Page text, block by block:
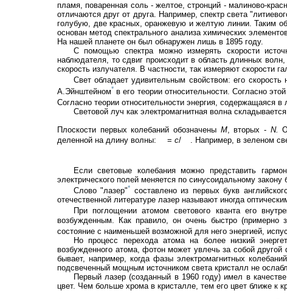
пламя, поваренная соль - желтое, стронций - малиново-
отличаются друг от друга. Например, спектр света
голубую, две красных, оранжевую и желтую линии. Таким
основан метод спектрального анализа химических
На нашей планете он был обнаружен лишь в 1895 году.
С помощью спектра можно измерять скорости
наблюдателя, то сдвиг происходит в область длинных
скорость излучателя. В частности, так измеряют скорости
Свет обладает удивительным свойством: его
А.Эйнштейном* в его теории относительности. Согласно
Согласно теории относительности энергия,
Световой луч как электромагнитная волна
Плоскости первых колебаний обозначены М, вторых - N.
деленной на длину волны:
=c/ . Например, в зеленом
Если световые колебания можно представить
электрического полей меняется по синусоидальному
Слово "лазер"* составлено из первых букв
отечественной литературе лазер называют иногда
При поглощении атомом светового кванта его
возбужденным. Как правило, он очень быстро (примерно
состояние с наименьшей возможной для него энергией,
Но процесс перехода атома на более низкий
возбужденного атома, фотон может увлечь за собой
бывает, например, когда фазы электромагнитных
подсвеченный мощным источником света кристалл не
Первый лазер (созданный в 1960 году) имел в
цвет. Чем больше хрома в кристалле, тем его цвет ближе к